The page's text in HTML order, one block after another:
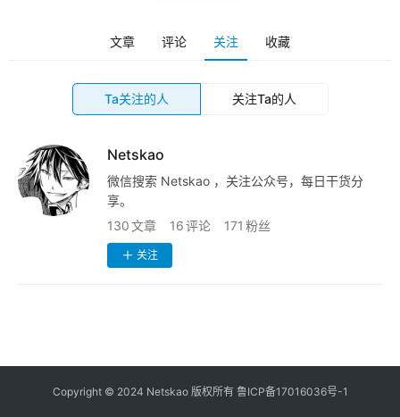
址
导
航
注册
文章 评论 关注 收藏
Ta关注的人 关注Ta的人
Netskao
微信搜索 Netskao ，关注公众号，每日干货分
享。
130文章 16评论 171 粉丝
关注
Copyright © 2024 Netskao 版权所有 鲁ICP备17016036号-1